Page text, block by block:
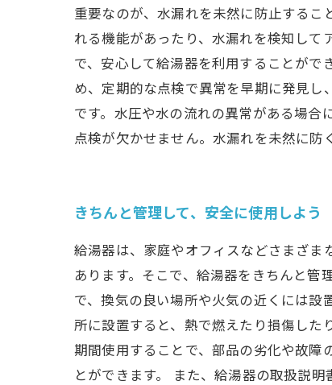
重要なのが、水漏れを未然に防止するこ
れる機能があったり、水漏れを検知して
で、安心して給湯器を利用することがで
め、定期的な点検で異常を早期に発見
です。水圧や水の流れの異常がある場合
点検が欠かせません。水漏れを未然に防
きちんと管理して、安全に使用しよう
給湯器は、家庭やオフィスなどさまざま
あります。そこで、給湯器をきちんと
で、換気の良い場所や火気の近くには設
所に設置すると、熱で燃えたり損傷した
期間使用することで、部品の劣化や故障
とができます。 また、給湯器の取扱説